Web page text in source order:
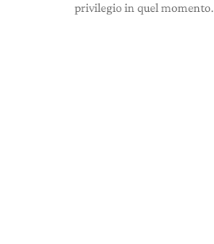
privilegio in quel momento.